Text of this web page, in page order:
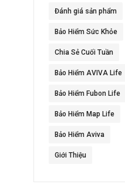
Đánh giá sản phẩm
Bảo Hiểm Sức Khỏe
Chia Sẻ Cuối Tuần
Bảo Hiểm AVIVA Life
Bảo Hiểm Fubon Life
Bảo Hiểm Map Life
Bảo Hiểm Aviva
Giới Thiệu